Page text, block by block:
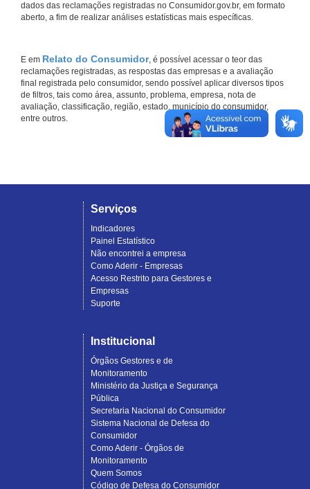
dados das reclamações registradas no Consumidor.gov.br, em formato
aberto, a fim de realizar análises estatísticas mais específicas.
E em Relato do Consumidor, é possível acessar o teor das
reclamações registradas, as respostas das empresas e a avaliação
final registrada pelo consumidor, sendo possível aplicar diversos tipos
de filtros, tais como área, assunto, problema, empresa, nota de
avaliação, classificação, região, estado, município do consumidor,
entre outros.
Serviços
Indicadores
Painel Estatístico
Não encontrei a empresa
Como Aderir - Empresas
Acesso Restrito para Gestores e
Empresas
Suporte
Institucional
Órgãos Gestores e de
Monitoramento
Ministério da Justiça e Segurança
Pública
Secretaria Nacional do Consumidor
Sistema Nacional de Defesa do
Consumidor
Como Aderir - Órgãos de
Monitoramento
Quem Somos
Código de Defesa do Consumidor